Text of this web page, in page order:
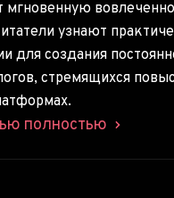
мгновенную
узнают
для создания
стремящихся
полностью